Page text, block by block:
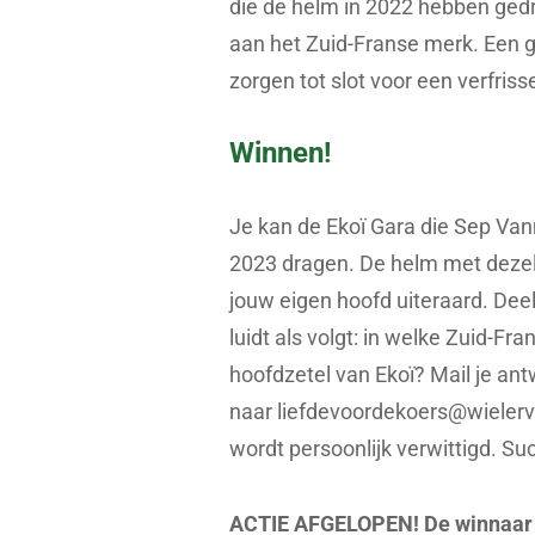
die de helm in 2022 hebben
aan het Zuid-Franse merk. Een
zorgen tot slot voor een
Winnen!
Je kan de Ekoï Gara die Sep
2023 dragen. De helm met
jouw eigen hoofd uiteraard.
luidt als volgt: in welke Zuid-
hoofdzetel van Ekoï? Mail je
naar
wordt persoonlijk verwittigd.
ACTIE AFGELOPEN! De